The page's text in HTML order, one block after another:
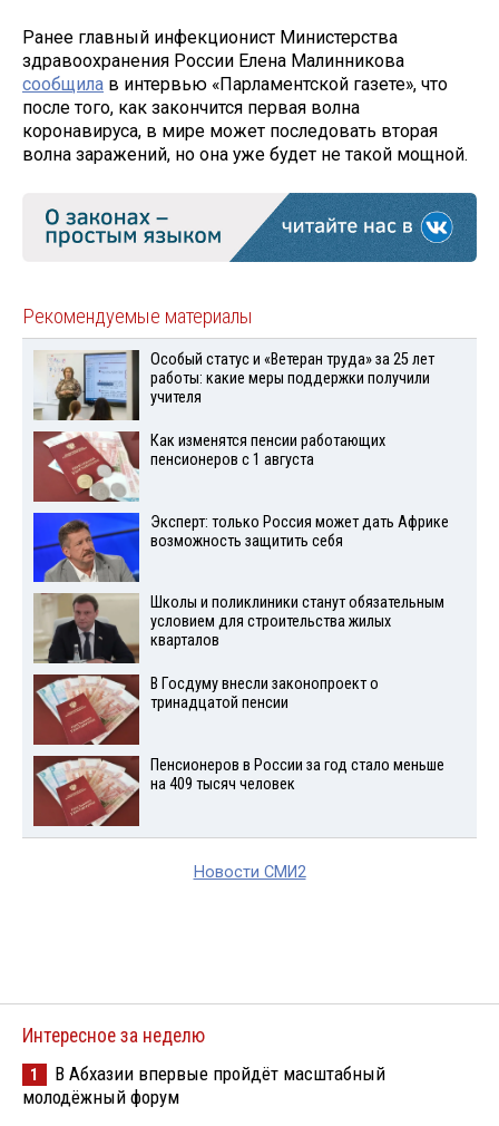
Ранее главный инфекционист Министерства
здравоохранения России Елена Малинникова
сообщила в интервью «Парламентской газете», что
после того, как закончится первая волна
коронавируса, в мире может последовать вторая
волна заражений, но она уже будет не такой мощной.
Рекомендуемые материалы
Особый статус и «Ветеран труда» за 25 лет
работы: какие меры поддержки получили
учителя
Как изменятся пенсии работающих
пенсионеров с 1 августа
Эксперт: только Россия может дать Африке
возможность защитить себя
Школы и поликлиники станут обязательным
условием для строительства жилых
кварталов
В Госдуму внесли законопроект о
тринадцатой пенсии
Пенсионеров в России за год стало меньше
на 409 тысяч человек
Новости СМИ2
Интересное за неделю
1
В Абхазии впервые пройдёт масштабный
молодёжный форум